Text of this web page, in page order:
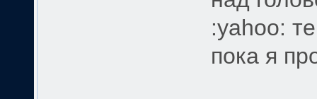
:yahoo:
пока я